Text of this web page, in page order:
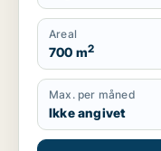
Areal
700 m2
Max. per måned
Ikke angivet